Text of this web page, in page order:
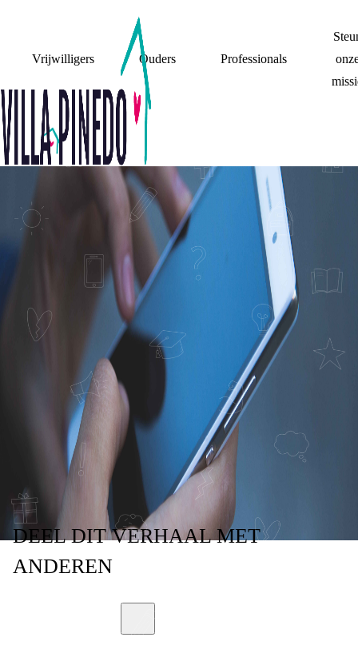
Vrijwilligers Ouders Professionals
(GEEN) CONTACT
'LIEVE MAMA,
BEDANKT DAT JE
MIJ DE TIJD,
RUIMTE EN RUST
HEBT GEGEVEN.'
DEELDIT VERHAALMET
ANDEREN